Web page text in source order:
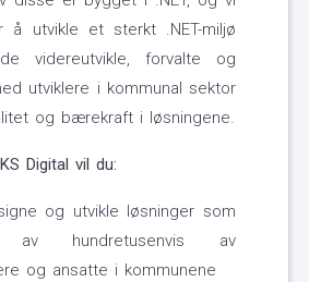
å utvikle et sterkt .NET-miljø
videreutvikle, forvalte og
utviklere i kommunal sektor
og bærekraft i løsningene.
Digital vil du:
og utvikle løsninger som
av hundretusenvis av
og ansatte i kommunene